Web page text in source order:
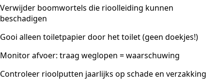
Verwijder boomwortels die rioolleiding kunnen
beschadigen
Gooi alleen toiletpapier door het toilet (geen doekjes!)
Monitor afvoer: traag weglopen = waarschuwing
Controleer rioolputten jaarlijks op schade en verzakking